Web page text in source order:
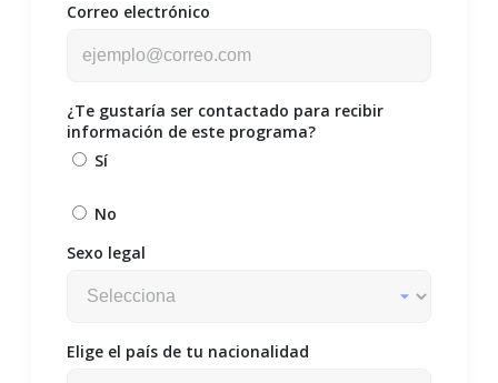
Correo electrónico
¿Te gustaría ser contactado para recibir
información de este programa?
Sí
No
Sexo legal
Elige el país de tu nacionalidad